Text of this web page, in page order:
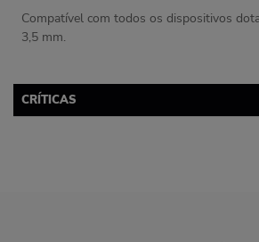
Compatível com todos os dispositivos
3,5 mm.
CRÍTICAS